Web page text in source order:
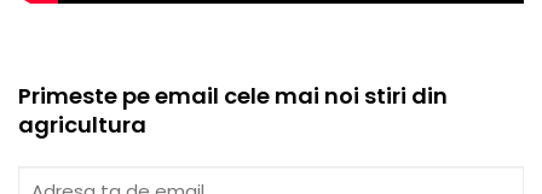
Primeste pe email cele mai noi stiri din
agricultura